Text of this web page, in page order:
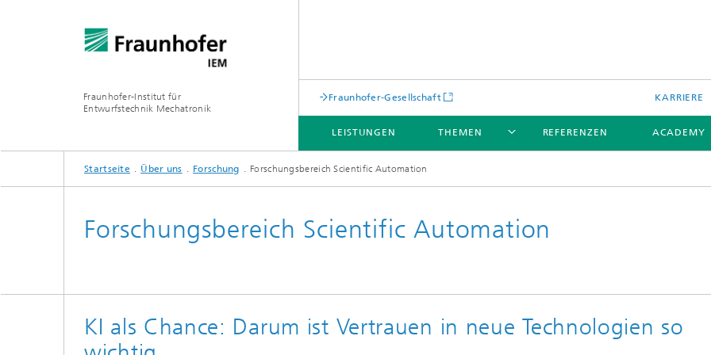
Fraunhofer-Institut für
Entwurfstechnik Mechatronik
Fraunhofer-Gesellschaft KARRIERE
LEISTUNGEN THEMEN
THEMEN
REFERENZEN ACADEMY
ACADEMY
NEWSROOM
ÜBER UNS
Startseite Über uns Forschung Forschungsbereich Scientific Automation
Forschungsbereich Scientific Automation
KI als Chance: Darum ist Vertrauen in neue Technologien so